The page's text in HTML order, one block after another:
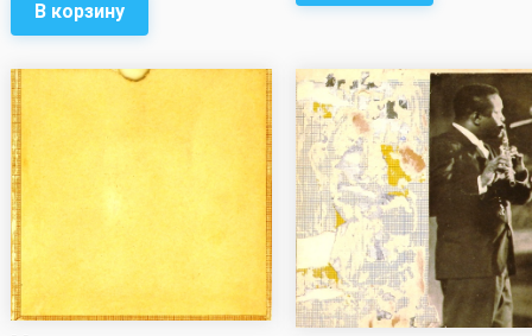
величины, метраж
неизвестен)
В корзину